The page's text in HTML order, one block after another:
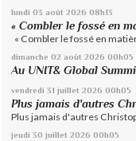
lundi 03 août 2026 08h13
« Combler le fossé en
« Combler le fossé en
dimanche 02 août 2026 00h05
Au UNIT& Global
vendredi 31 juillet 2026 00h05
Plus jamais d'autres
Plus jamais d'autres
jeudi 30 juillet 2026 00h05